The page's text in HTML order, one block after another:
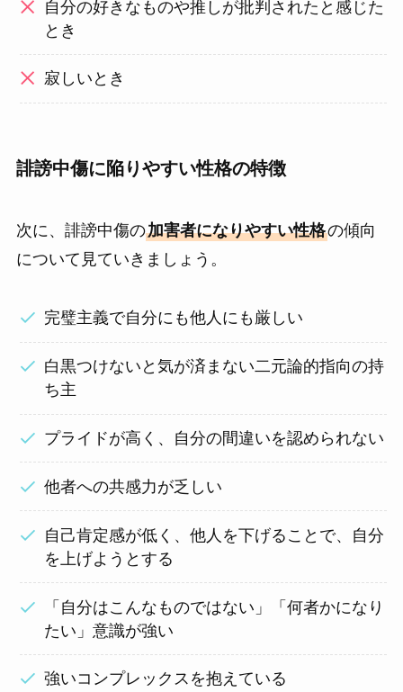
自分の好きなものや推しが批判されたと感じた
とき
寂しいとき
誹謗中傷に陥りやすい性格の特徴
次に、誹謗中傷の加害者になりやすい性格の傾向
について見ていきましょう。
完璧主義で自分にも他人にも厳しい
白黒つけないと気が済まない二元論的指向の持
ち主
プライドが高く、自分の間違いを認められない
他者への共感力が乏しい
自己肯定感が低く、他人を下げることで、自分
を上げようとする
「自分はこんなものではない」「何者かになり
たい」意識が強い
強いコンプレックスを抱えている